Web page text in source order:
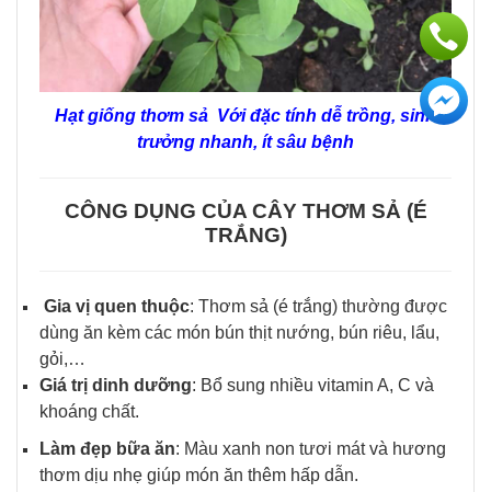
Hạt giống thơm sả Với đặc tính dễ trồng, sinh
trưởng nhanh, ít sâu bệnh
CÔNG DỤNG CỦA CÂY THƠM SẢ (É
TRẮNG)
Gia vị quen thuộc: Thơm sả (é trắng) thường được
dùng ăn kèm các món bún thịt nướng, bún riêu, lẩu,
gỏi,…
Giá trị dinh dưỡng: Bổ sung nhiều vitamin A, C và
khoáng chất.
Làm đẹp bữa ăn: Màu xanh non tươi mát và hương
thơm dịu nhẹ giúp món ăn thêm hấp dẫn.